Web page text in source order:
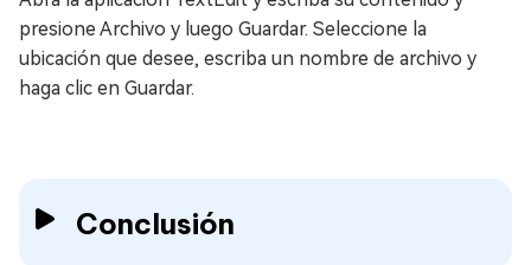
presione Archivo y luego Guardar. Seleccione la
ubicación que desee, escriba un nombre de archivo y
haga clic en Guardar.
Conclusión